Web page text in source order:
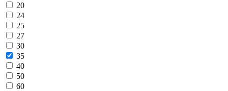
20
24
25
27
30
35
40
50
60